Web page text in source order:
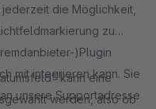
die Möglichkeit,
zu
kann eine
werden, also ob